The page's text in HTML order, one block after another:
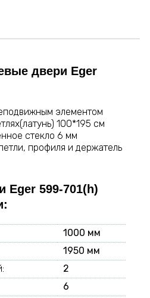
двери Eger
элементом
100*195 см
стекло 6 мм
профиля и держатель
599-701(h)
1000 мм
1950 мм
2
6